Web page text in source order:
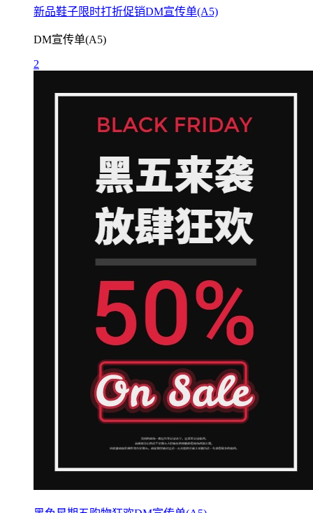
新品鞋子限时打折促销DM宣传单(A5)
DM宣传单(A5)
2